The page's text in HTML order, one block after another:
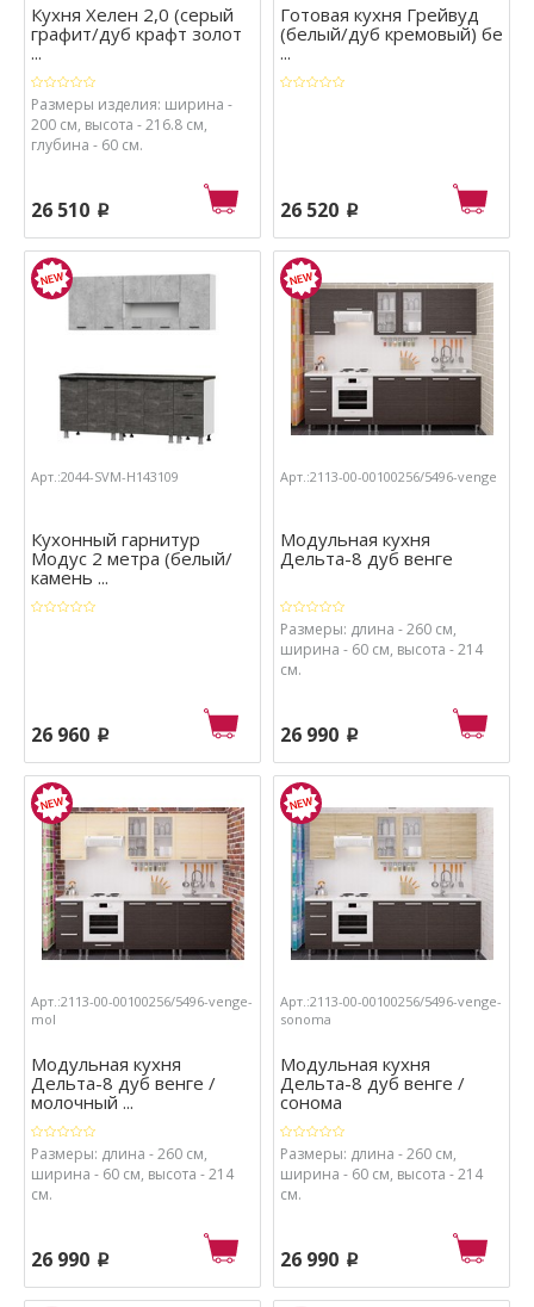
Кухня Хелен 2,0 (серый
графит/дуб крафт золот
...
Размеры изделия: ширина -
200 см, высота - 216.8 см,
глубина - 60 см.
26 510 p
Готовая кухня Грейвуд
(белый/дуб кремовый) бе
...
26 520 p
Арт.:2044-SVM-Н143109
Кухонный гарнитур
Модус 2 метра (белый/
камень ...
26 960 p
Арт.:2113-00-00100256/5496-venge
Модульная кухня
Дельта-8 дуб венге
Размеры: длина - 260 см,
ширина - 60 см, высота - 214
см.
26 990 p
Арт.:2113-00-00100256/5496-venge-
mol
Модульная кухня
Дельта-8 дуб венге /
молочный ...
Размеры: длина - 260 см,
ширина - 60 см, высота - 214
см.
26 990 p
Арт.:2113-00-00100256/5496-venge-
sonoma
Модульная кухня
Дельта-8 дуб венге /
сонома
Размеры: длина - 260 см,
ширина - 60 см, высота - 214
см.
26 990 p